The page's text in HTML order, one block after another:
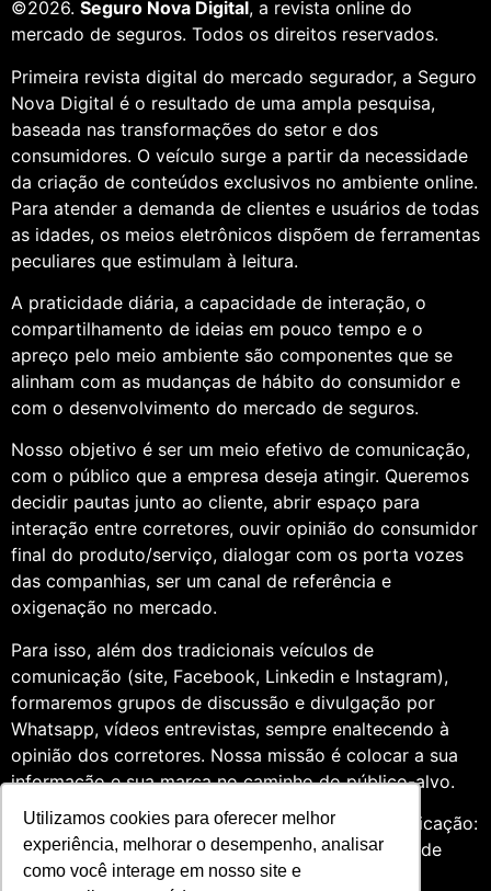
Utilizamos cookies para oferecer melhor
experiência, melhorar o desempenho, analisar
como você interage em nosso site e
©2026. Seguro Nova Digital, a revista online do
mercado de seguros. Todos os direitos reservados.
Primeira revista digital do mercado segurador, a Seguro
Nova Digital é o resultado de uma ampla pesquisa,
baseada nas transformações do setor e dos
consumidores. O veículo surge a partir da necessidade
da criação de conteúdos exclusivos no ambiente online.
Para atender a demanda de clientes e usuários de todas
as idades, os meios eletrônicos dispõem de ferramentas
peculiares que estimulam à leitura.
A praticidade diária, a capacidade de interação, o
compartilhamento de ideias em pouco tempo e o
apreço pelo meio ambiente são componentes que se
alinham com as mudanças de hábito do consumidor e
com o desenvolvimento do mercado de seguros.
Nosso objetivo é ser um meio efetivo de comunicação,
com o público que a empresa deseja atingir. Queremos
decidir pautas junto ao cliente, abrir espaço para
interação entre corretores, ouvir opinião do consumidor
final do produto/serviço, dialogar com os porta vozes
das companhias, ser um canal de referência e
oxigenação no mercado.
Para isso, além dos tradicionais veículos de
comunicação (site, Facebook, Linkedin e Instagram),
formaremos grupos de discussão e divulgação por
Whatsapp, vídeos entrevistas, sempre enaltecendo à
opinião dos corretores. Nossa missão é colocar a sua
informação e sua marca no caminho do público-alvo.
Somos profissionais formados na área de comunicação:
Jornalismo e Relações Públicas. Assim, por meio de
uma análise de quatro anos do setor de seguros,